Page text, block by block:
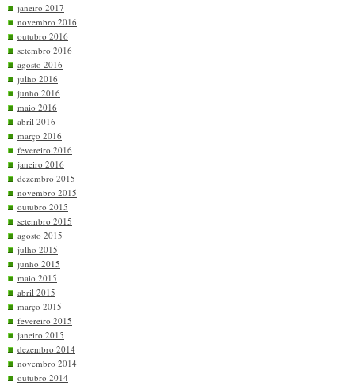
janeiro 2017
novembro 2016
outubro 2016
setembro 2016
agosto 2016
julho 2016
junho 2016
maio 2016
abril 2016
março 2016
fevereiro 2016
janeiro 2016
dezembro 2015
novembro 2015
outubro 2015
setembro 2015
agosto 2015
julho 2015
junho 2015
maio 2015
abril 2015
março 2015
fevereiro 2015
janeiro 2015
dezembro 2014
novembro 2014
outubro 2014